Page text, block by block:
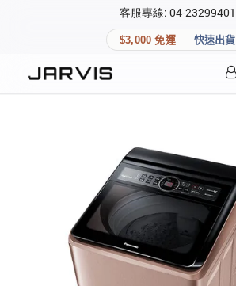
客服專線: 04-23299401
$3,000 免運 快速出貨
快速連結
Matter 智慧家庭
登入後可查看訂單、會員資料與收藏清單。
登入會員
建立新帳號